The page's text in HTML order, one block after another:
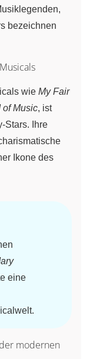
bezeichnen
wie My Fair
of Music, ist
Stars. Ihre
Ikone des
eine
modernen